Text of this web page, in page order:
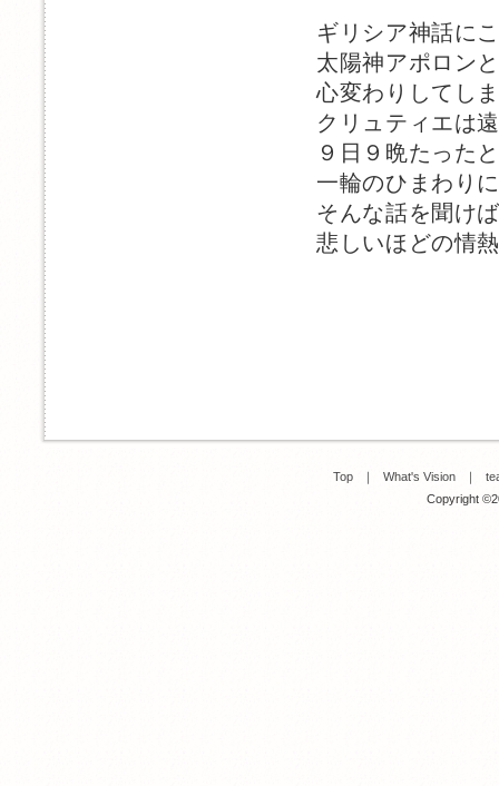
ギリシア神話に
太陽神アポロン
心変わりしてし
クリュティエは
９日９晩たった
一輪のひまわり
そんな話を聞け
悲しいほどの情
Top ｜ What's Vision ｜
Copyright